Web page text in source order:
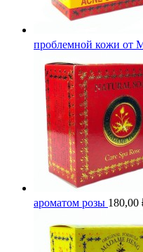
проблемной кожи от
ароматом розы 180,00